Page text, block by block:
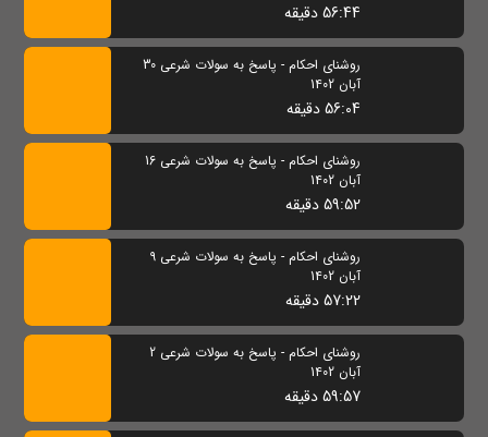
56:44 دقیقه
روشنای احکام - پاسخ به سولات شرعی 30
آبان 1402
56:04 دقیقه
روشنای احکام - پاسخ به سولات شرعی 16
آبان 1402
59:52 دقیقه
روشنای احکام - پاسخ به سولات شرعی 9
آبان 1402
57:22 دقیقه
روشنای احکام - پاسخ به سولات شرعی 2
آبان 1402
59:57 دقیقه